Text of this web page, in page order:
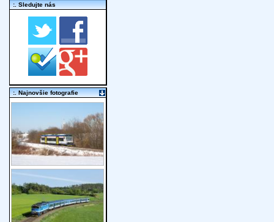
:. Sledujte nás
:. Najnovšie fotografie